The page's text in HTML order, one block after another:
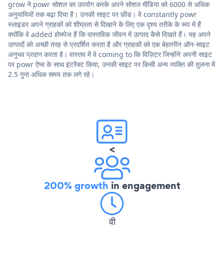
grow ने powr सोशल का उपयोग करके अपने सोशल मीडिया को 6000 से अधिक
अनुयायियों तक बढ़ा दिया है। उनकी साइट पर फ़ीड। वे constantly powr
स्लाइडर अपने ग्राहकों को शीघ्रता से दिखाने के लिए एक दृश्य तरीके के रूप में हैं
क्योंकि वे added होमपेज हैं कि वास्तविक जीवन में उत्पाद कैसे दिखते हैं। यह अपने
उत्पादों को अच्छी तरह से प्रदर्शित करता है और ग्राहकों को एक बेहतरीन ऑन-साइट
अनुभव प्रदान करता है। वास्तव में वे coming to कि विज़िटर जिन्होंने अपनी साइट
पर powr ऐप्स के साथ इंटरैक्ट किया, उनकी साइट पर किसी अन्य व्यक्ति की तुलना में
2.5 गुना अधिक समय तक लगे रहे।
<
200% growth in engagement
वी